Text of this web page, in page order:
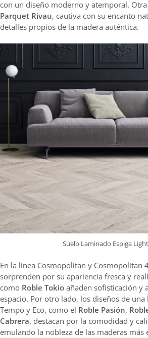
con un diseño moderno y atemporal.
Parquet Rivau, cautiva con su encanto
detalles propios de la madera auténtica.
Suelo Laminado Espiga
En la línea Cosmopolitan y Cosmopolitan
sorprenden por su apariencia fresca y
como Roble Tokio añaden sofisticación y
espacio. Por otro lado, los diseños de una
Tempo y Eco, como el Roble Pasión,
Cabrera, destacan por la comodidad y
emulando la nobleza de las maderas más